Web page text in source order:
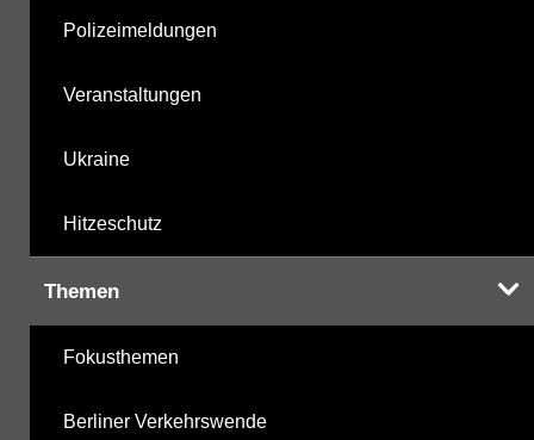
Polizeimeldungen
Veranstaltungen
Ukraine
Hitzeschutz
Themen
Fokusthemen
Berliner Verkehrswende